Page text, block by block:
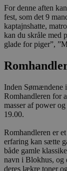
For denne aften
fest, som det 9
kaptajnshatte,
kan du skråle med
glade for piger”,
Inden Sømændene
Romhandleren for
masser af power
19.00.
Romhandleren er
erfaring kan sætte
både gamle
navn i Blokhus, og
deres lækre toner